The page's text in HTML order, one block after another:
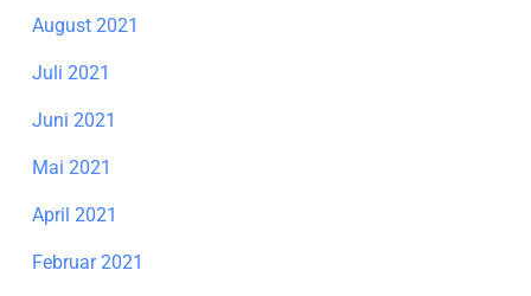
August 2021
Juli 2021
Juni 2021
Mai 2021
April 2021
Februar 2021